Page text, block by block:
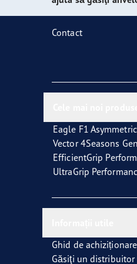
Întreţinerea anvelopelor
Vector 4Seasons GEN-3
Contact
Eagle F1
Vector 4Seasons
EfficientGrip
UltraGrip
Ghid de
Găsiţi un distribuitor